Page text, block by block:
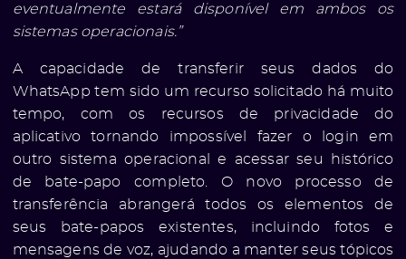
eventualmente estará disponível em ambos os
sistemas operacionais.”
A capacidade de transferir seus dados do
WhatsApp tem sido um recurso solicitado há muito
tempo, com os recursos de privacidade do
aplicativo tornando impossível fazer o login em
outro sistema operacional e acessar seu histórico
de bate-papo completo. O novo processo de
transferência abrangerá todos os elementos de
seus bate-papos existentes, incluindo fotos e
mensagens de voz, ajudando a manter seus tópicos